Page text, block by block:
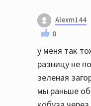
Alexm144
0
у меня так
разницу не
зеленая
мы раньше